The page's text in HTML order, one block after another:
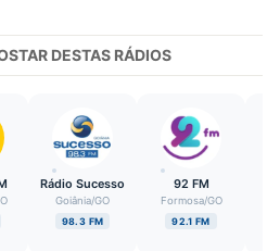
DESTAS RÁDIOS
Rádio Sucesso
Goiânia/GO
98.3 FM
92 FM
Formosa/GO
92.1 FM